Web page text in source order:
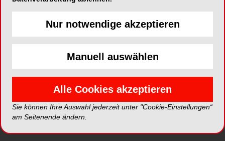
spiegeln nicht die Meinung der Redaktion wider.
Nur notwendige akzeptieren
Manuell auswählen
Alle Cookies akzeptieren
Sie können Ihre Auswahl jederzeit unter "Cookie-Einstellungen“
am Seitenende ändern.